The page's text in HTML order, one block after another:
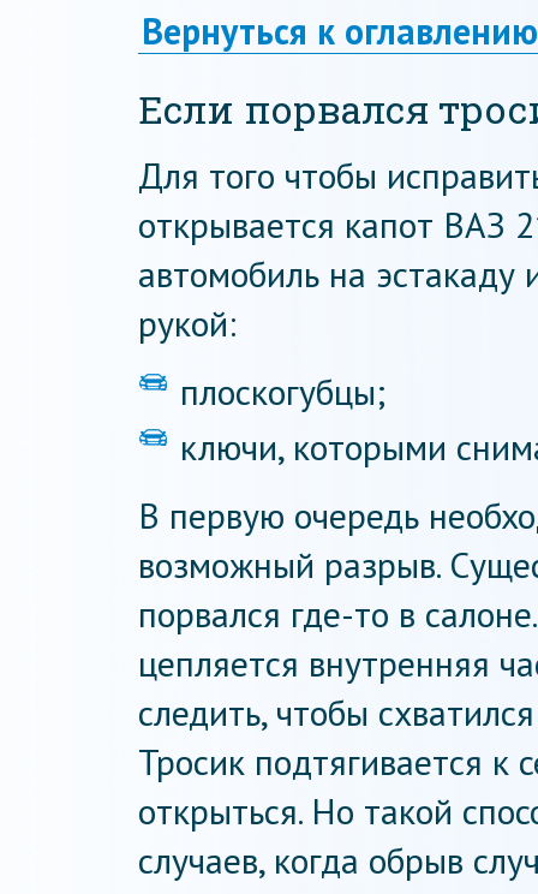
Вернуться к оглавлению
Если порвался
Для того чтобы
открывается капот ВАЗ
автомобиль на
рукой:
плоскогубцы;
ключи, которыми
В первую очередь
возможный разрыв.
порвался где-то в
цепляется внутренняя
следить, чтобы
Тросик подтягивается к
открыться. Но такой
случаев, когда обрыв